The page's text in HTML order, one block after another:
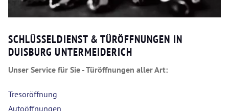
SCHLÜSSELDIENST & TÜRÖFFNUNGEN IN
DUISBURG UNTERMEIDERICH
Unser Service für Sie - Türöffnungen aller Art:
Tresoröffnung
Autoöffnungen